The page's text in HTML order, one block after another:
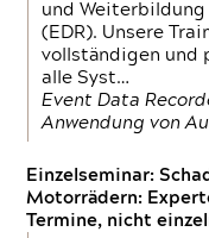
und Weiterbildung
(EDR). Unsere
vollständigen und
alle Syst…
Event Data
Anwendung von
Einzelseminar:
Motorrädern:
Termine, nicht